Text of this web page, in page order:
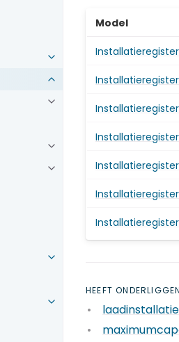
Model
Installatieregister
Installatieregister
Installatieregister
Installatieregister
Installatieregister
Installatieregister
Installatieregister
HEEFT
laadinstallatie